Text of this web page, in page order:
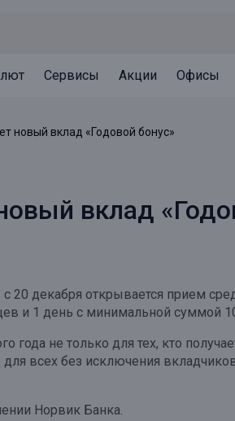
Система страхования вкладов
Архив вкладов
Привилегии для клиентов
Реструктуризация
Подбор новой недвижимости
Документы
Кешбэк
Сервисы
Акции
Офисы
новый вклад «Годовой бонус»
вклад
декабря открывается прием
и 1 день с минимальной суммой
года не только для тех, кто
для всех без исключения
Норвик Банка.